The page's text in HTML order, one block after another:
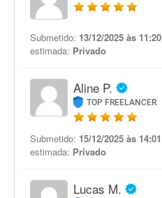
Submetido: 13/12/2025 às 11:20
estimada: Privado
Aline P.
TOP FREELANCER
Submetido: 15/12/2025 às 14:01
estimada: Privado
Lucas M.